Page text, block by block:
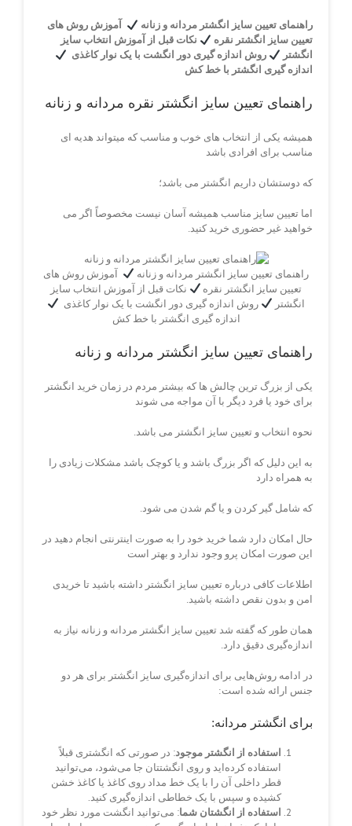
راهنمای تعیین سایز انگشتر مردانه و زنانه
آموزش روش های
تعیین سایز انگشتر نقره
نکات قبل از آموزش انتخاب سایز
انگشتر
روش اندازه گیری دور انگشت با یک نوار کاغذی
اندازه گیری انگشتر با خط کش
راهنمای تعیین سایز انگشتر نقره مردانه و زنانه
همیشه یکی از انتخاب های خوب و مناسب که میتواند هدیه ای
مناسب برای افرادی باشد
که دوستشان داریم انگشتر می باشد؛
اما تعیین سایز مناسب همیشه آسان نیست مخصوصاً اگر می
خواهید غیر حضوری خرید کنید.
راهنمای تعیین سایز انگشتر مردانه و زنانه
آموزش روش های
تعیین سایز انگشتر نقره
نکات قبل از آموزش انتخاب سایز
انگشتر
روش اندازه گیری دور انگشت با یک نوار کاغذی
اندازه گیری انگشتر با خط کش
راهنمای تعیین سایز انگشتر مردانه و زنانه
یکی از بزرگ ترین چالش ها که بیشتر مردم در زمان خرید انگشتر
برای خود یا فرد دیگر با آن مواجه می شوند
نحوه انتخاب و تعیین سایز انگشتر می باشد.
به این دلیل که اگر بزرگ باشد و یا کوچک باشد مشکلات زیادی را
به همراه دارد
که شامل گیر کردن و یا گم شدن می شود.
حال امکان دارد شما خرید خود را به صورت اینترنتی انجام دهید در
این صورت امکان پرو وجود ندارد و بهتر است
اطلاعات کافی درباره تعیین سایز انگشتر داشته باشید تا خریدی
امن و بدون نقص داشته باشید.
همان طور که گفته شد تعیین سایز انگشتر مردانه و زنانه نیاز به
اندازه‌گیری دقیق دارد.
در ادامه روش‌هایی برای اندازه‌گیری سایز انگشتر برای هر دو
جنس ارائه شده است:
برای انگشتر مردانه:
استفاده از انگشتر موجود: در صورتی که انگشتری قبلاً
استفاده کرده‌اید و روی انگشتتان جا می‌شود، می‌توانید
قطر داخلی آن را با یک خط مداد روی کاغذ یا کاغذ خشن
کشیده و سپس با یک خطاطی اندازه‌گیری کنید.
استفاده از انگشتان شما: می‌توانید انگشت مورد نظر خود